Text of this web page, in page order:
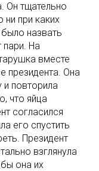
Он тщательно
ни при каких
назвать
пари. На
вместе
президента. Она
и повторила
что яйца
согласился
его спустить
Президент
взглянула
она их